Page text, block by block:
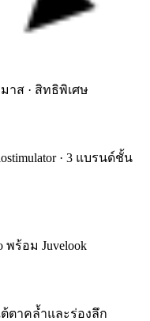
าส · สิทธิพิเศษ
· 3 แบรนด์ชั้น
พร้อม Juvelook
ต้ตาคล้ำและร่องลึก